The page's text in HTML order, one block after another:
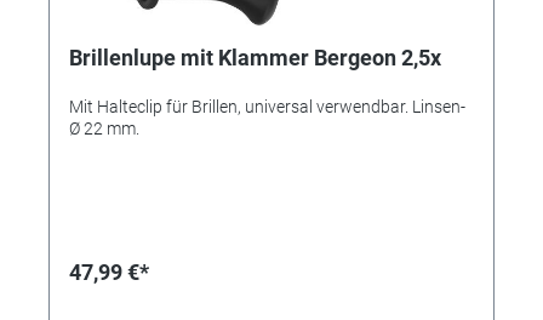
Brillenlupe mit Klammer Bergeon 2,5x
Mit Halteclip für Brillen, universal verwendbar. Linsen-
Ø 22 mm.
47,99 €*